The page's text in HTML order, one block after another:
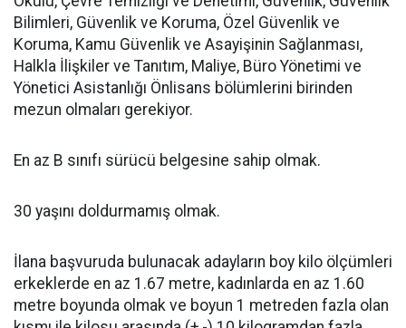
Bilimleri, Güvenlik ve Koruma, Özel Güvenlik ve
Koruma, Kamu Güvenlik ve Asayişinin Sağlanması,
Halkla İlişkiler ve Tanıtım, Maliye, Büro Yönetimi ve
Yönetici Asistanlığı Önlisans bölümlerini birinden
mezun olmaları gerekiyor.
En az B sınıfı sürücü belgesine sahip olmak.
30 yaşını doldurmamış olmak.
İlana başvuruda bulunacak adayların boy kilo ölçümleri
erkeklerde en az 1.67 metre, kadınlarda en az 1.60
metre boyunda olmak ve boyun 1 metreden fazla olan